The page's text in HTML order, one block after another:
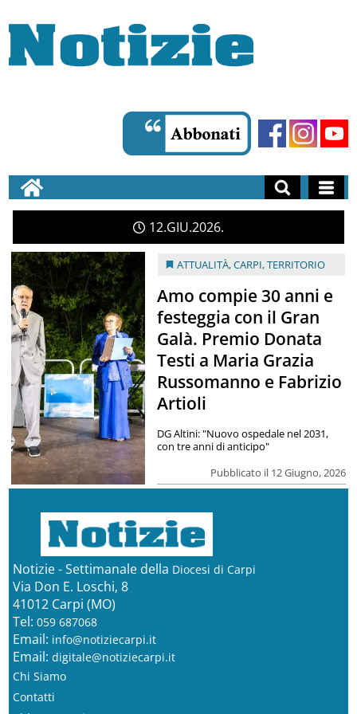
12 GIU 2026
ATTUALITÀ,CARPI,TERRITORIO
Amo compie 30 anni e
festeggia con il Gran
Galà. Premio Donata
Testi a Maria Grazia
Russomanno e Fabrizio
Artioli
Pubblicato il 12 Giugno, 2026
DG Altini: "Nuovo ospedale nel 2031,
con tre anni di anticipo"
Notizie - Settimanale della Diocesi di Carpi
Via Don E. Loschi, 8
41012 Carpi (MO)
Tel: 059 687068
Email: info@notiziecarpi.it
Email: digitale@notiziecarpi.it
Chi Siamo
Contatti